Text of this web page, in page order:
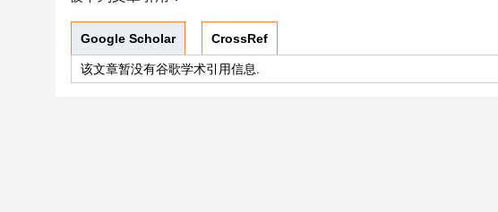
Google Scholar CrossRef
该文章暂没有谷歌学术引用信息.